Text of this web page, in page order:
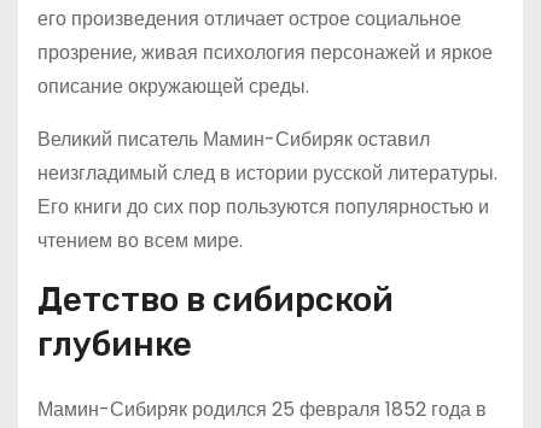
его произведения отличает острое социальное
прозрение, живая психология персонажей и яркое
описание окружающей среды.
Великий писатель Мамин-Сибиряк оставил
неизгладимый след в истории русской литературы.
Его книги до сих пор пользуются популярностью и
чтением во всем мире.
Детство в сибирской
глубинке
Мамин-Сибиряк родился 25 февраля 1852 года в